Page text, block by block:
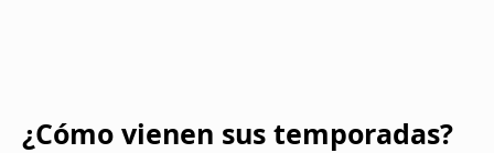
¿Cómo vienen sus temporadas?